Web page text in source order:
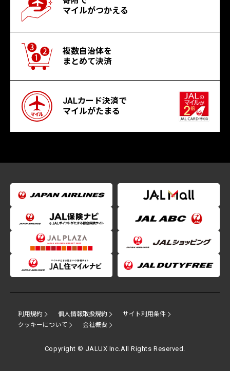
マイルがつかえる
複数自治体を
まとめて決済
JALカード決済で
マイルがたまる
利用規約 個人情報取扱規約
サイト利用条件
クッキーについて
会社概要
Copyright © JALUX Inc.All Rights Reserved.